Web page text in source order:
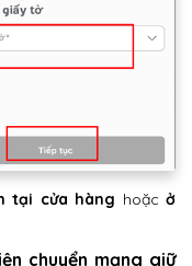
tại cửa hàng hoặcở
chuyển mạng giữ